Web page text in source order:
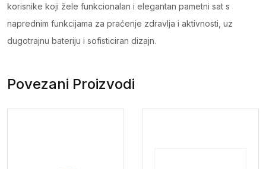
korisnike koji žele funkcionalan i elegantan pametni sat s
naprednim funkcijama za praćenje zdravlja i aktivnosti, uz
dugotrajnu bateriju i sofisticiran dizajn.
Povezani Proizvodi